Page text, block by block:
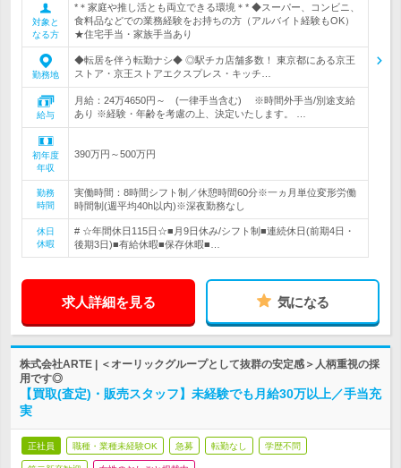
対象と
なる方
*＊家庭や推し活とも両立できる環境＊* ◆スーパー、コンビニ、
食料品などでの業務経験をお持ちの方（アルバイト経験もOK）
★住宅手当・家族手当あり
勤務地
◆転居を伴う転勤ナシ◆ ◎駅チカ店舗多数！ 東京都にある京王
ストア・京王ストアエクスプレス・キッチ…
給与
月給：24万4650円～ (一律手当含む) ※時間外手当/別途支給
あり ※経験・年齢を考慮の上、決定いたします。 …
初年度
年収
390万円～500万円
勤務
時間
実働時間：8時間シフト制／休憩時間60分※一ヵ月単位変形労働
時間制(週平均40h以内)※深夜勤務なし
休日
休暇
# ☆年間休日115日☆■月9日休み/シフト制■連続休日(前期4日・
後期3日)■有給休暇■保存休暇■…
求人詳細を見る 気になる
株式会社ARTE | ＜オーリックグループとして抜群の安定感＞人柄重視の採
用です◎
【買取(査定)・販売スタッフ】未経験でも月給30万以上／手当充
実
正社員 職種・業種未経験OK 急募 転勤なし 学歴不問